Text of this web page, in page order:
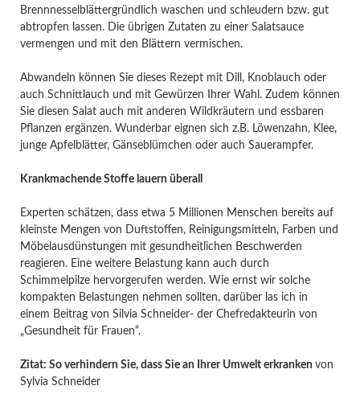
Brennnesselblättergründlich waschen und schleudern bzw. gut
abtropfen lassen. Die übrigen Zutaten zu einer Salatsauce
vermengen und mit den Blättern vermischen.
Abwandeln können Sie dieses Rezept mit Dill, Knoblauch oder
auch Schnittlauch und mit Gewürzen Ihrer Wahl. Zudem können
Sie diesen Salat auch mit anderen Wildkräutern und essbaren
Pflanzen ergänzen. Wunderbar eignen sich z.B. Löwenzahn, Klee,
junge Apfelblätter, Gänseblümchen oder auch Sauerampfer.
Krankmachende Stoffe lauern überall
Experten schätzen, dass etwa 5 Millionen Menschen bereits auf
kleinste Mengen von Duftstoffen, Reinigungsmitteln, Farben und
Möbelausdünstungen mit gesundheitlichen Beschwerden
reagieren. Eine weitere Belastung kann auch durch
Schimmelpilze hervorgerufen werden. Wie ernst wir solche
kompakten Belastungen nehmen sollten, darüber las ich in
einem Beitrag von Silvia Schneider- der Chefredakteurin von
„Gesundheit für Frauen“.
Zitat: So verhindern Sie, dass Sie an Ihrer Umwelt erkranken von
Sylvia Schneider